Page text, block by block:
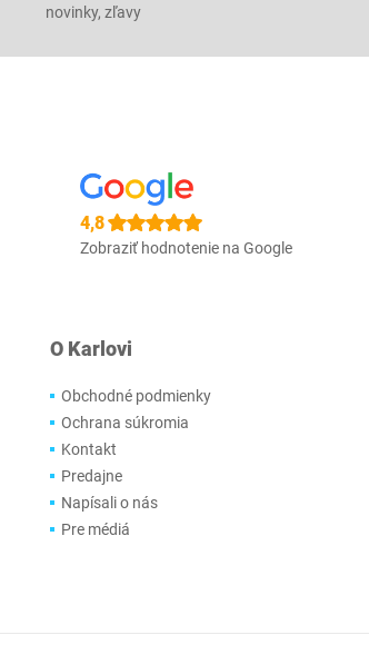
novinky, zľavy
4,8
Zobraziť hodnotenie na Google
O Karlovi
Obchodné podmienky
Ochrana súkromia
Kontakt
Predajne
Napísali o nás
Pre médiá